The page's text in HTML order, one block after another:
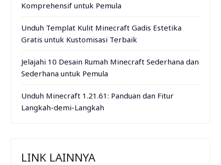
Komprehensif untuk Pemula
Unduh Templat Kulit Minecraft Gadis Estetika
Gratis untuk Kustomisasi Terbaik
Jelajahi 10 Desain Rumah Minecraft Sederhana dan
Sederhana untuk Pemula
Unduh Minecraft 1.21.61: Panduan dan Fitur
Langkah-demi-Langkah
LINK LAINNYA